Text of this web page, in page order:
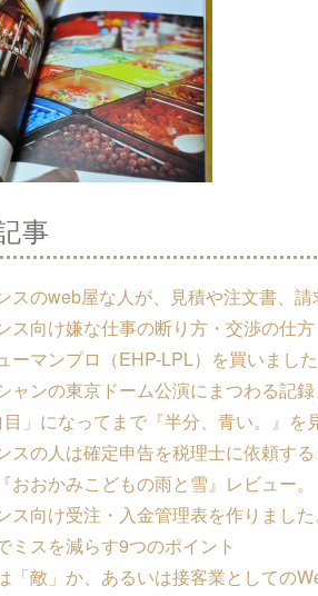
事
スのweb屋な人が、見積や注文書、
ス向け嫌な仕事の断り方・交渉の仕方
ーマンプロ（EHP-LPL）を買いました
ャンの東京ドーム公演にまつわる記
目」になってまで『半分、青い。』を
スの人は確定申告を税理士に依頼する
おおかみこどもの雨と雪』レビュー。
ス向け受注・入金管理表を作りました
ミスを減らす9つのポイント
「敵」か、あるいは接客業としての